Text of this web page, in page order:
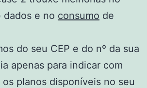
dados e no consumo de
do seu CEP e do nº da sua
apenas para indicar com
os planos disponíveis no seu